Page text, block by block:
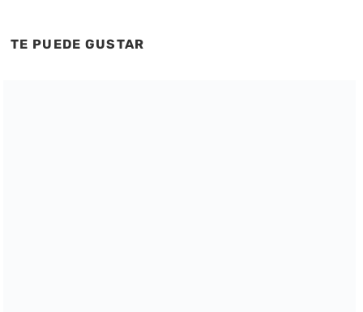
TE PUEDE GUSTAR